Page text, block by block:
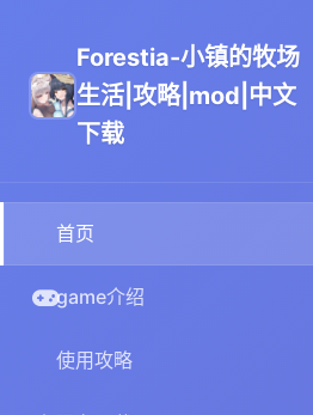
Forestia-小镇的牧场
生活|攻略|mod|中文
下载
首页
game介绍
使用攻略